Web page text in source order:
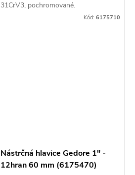
31CrV3, pochromované.
Kód: 6175710
Nástrčná hlavice Gedore 1" -
12hran 60 mm (6175470)